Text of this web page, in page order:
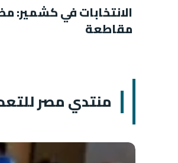
الانتخابات في كشمير:
مقاطعة
منتدي مصر